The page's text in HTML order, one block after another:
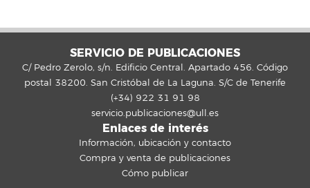
SERVICIO DE PUBLICACIONES
C/ Pedro Zerolo, s/n. Edificio Central. Apartado 456. Código
postal 38200. San Cristóbal de La Laguna. S/C de Tenerife
(+34) 922 31 91 98
servicio.publicaciones@ull.es
Enlaces de interés
Información, ubicación y contacto
Compra y venta de publicaciones
Cómo publicar